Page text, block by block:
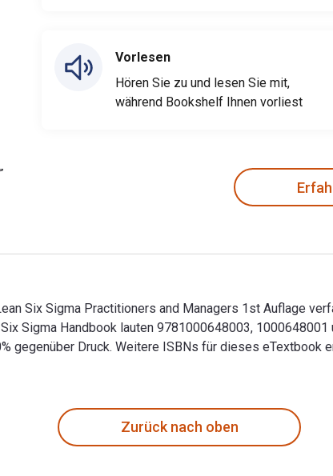
Vorlesen
Hören Sie zu und lesen Sie mit,
während Bookshelf Ihnen vorliest
Six Sigma Practitioners and Managers 1st Auflage
Sigma Handbook lauten 9781000648003,
gegenüber Druck. Weitere ISBNs für dieses eTextbook
Zurück nach oben